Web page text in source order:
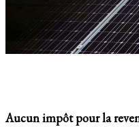
Aucun impôt pour la